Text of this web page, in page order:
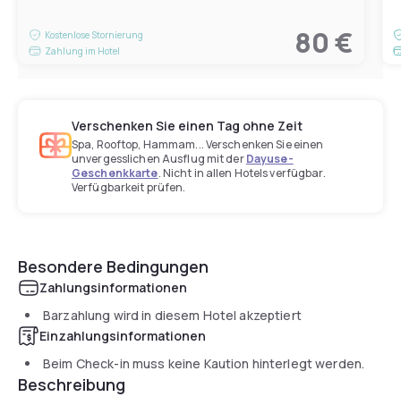
Kostenlose Stornierung
Zahlung im Hotel
80 €
Verschenken Sie einen Tag ohne Zeit
Spa, Rooftop, Hammam... Verschenken Sie einen
unvergesslichen Ausflug mit derDayuse-
Geschenkkarte. Nicht in allen Hotels verfügbar.
Verfügbarkeit prüfen.
Besondere Bedingungen
Zahlungsinformationen
Barzahlung wird in diesem Hotel akzeptiert
Einzahlungsinformationen
Beim Check-in muss keine Kaution hinterlegt werden.
Beschreibung